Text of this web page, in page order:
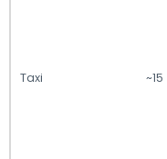
Taxi ~15